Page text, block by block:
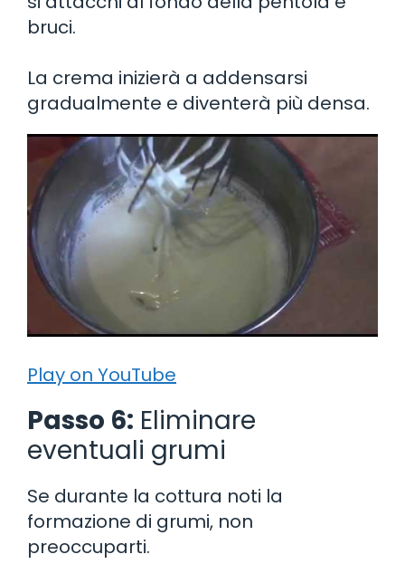
bruci.
La crema inizierà a addensarsi
gradualmente e diventerà più densa.
Play on YouTube
Passo 6: Eliminare
eventuali grumi
Se durante la cottura noti la
formazione di grumi, non
preoccuparti.